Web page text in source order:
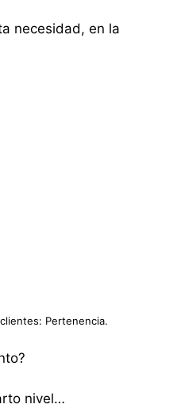
necesidad, en la
Pertenencia.
nivel…